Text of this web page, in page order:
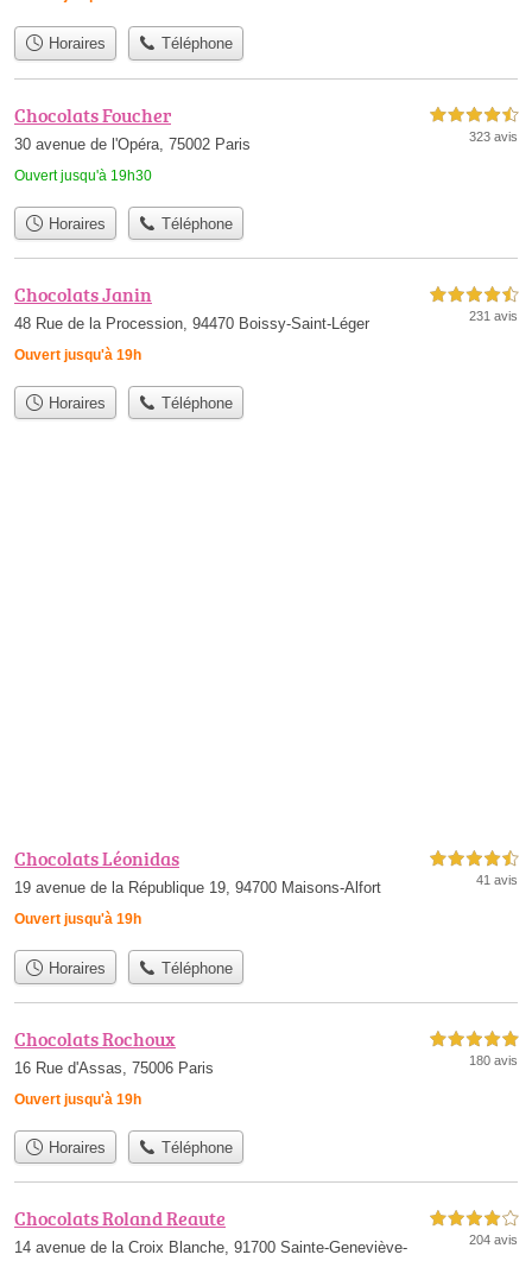
Horaires Téléphone
Chocolats Foucher
30 avenue de l'Opéra, 75002 Paris
Ouvert jusqu'à 19h30
4,5 étoiles sur 5
323 avis
Horaires Téléphone
Chocolats Janin
48 Rue de la Procession, 94470 Boissy-Saint-Léger
Ouvert jusqu'à 19h
4,5 étoiles sur 5
231 avis
Horaires Téléphone
Chocolats Léonidas
19 avenue de la République 19, 94700 Maisons-Alfort
Ouvert jusqu'à 19h
4,5 étoiles sur 5
41 avis
Horaires Téléphone
Chocolats Rochoux
16 Rue d'Assas, 75006 Paris
Ouvert jusqu'à 19h
5,0 étoiles sur 5
180 avis
Horaires Téléphone
Chocolats Roland Reaute
14 avenue de la Croix Blanche, 91700 Sainte-Geneviève-
4,0 étoiles sur 5
204 avis